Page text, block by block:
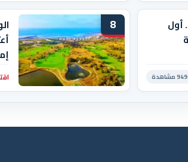
مونديال 2030.. أول
949 مشاهدة
8